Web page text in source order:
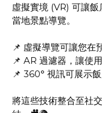
虛擬實境 (VR) 可讓
當地景點導覽。
📌 虛擬導覽可讓您在
📌 AR 過濾器，讓使
📌 360° 視訊可展示
將這些技術整合至社